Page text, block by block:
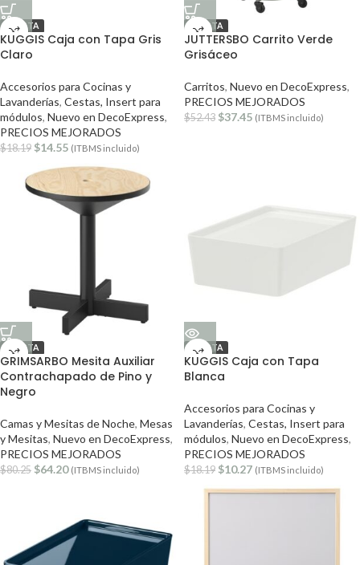
OFERTA
KUGGIS Caja con Tapa Gris
Claro
Accesorios para Cocinas y
Lavanderías, Cestas, Insert para
módulos, Nuevo en DecoExpress,
PRECIOS MEJORADOS
$18.19 $14.55 (ITBMS incluido)
OFERTA
JUTTERSBO Carrito Verde
Grisáceo
Carritos, Nuevo en DecoExpress,
PRECIOS MEJORADOS
$52.43 $37.45 (ITBMS incluido)
OFERTA
GRIMSARBO Mesita Auxiliar
Contrachapado de Pino y
Negro
Camas y Mesitas de Noche, Mesas
y Mesitas, Nuevo en DecoExpress,
PRECIOS MEJORADOS
$80.25 $64.20 (ITBMS incluido)
OFERTA
KUGGIS Caja con Tapa
Blanca
Accesorios para Cocinas y
Lavanderías, Cestas, Insert para
módulos, Nuevo en DecoExpress,
PRECIOS MEJORADOS
$18.19 $10.27 (ITBMS incluido)